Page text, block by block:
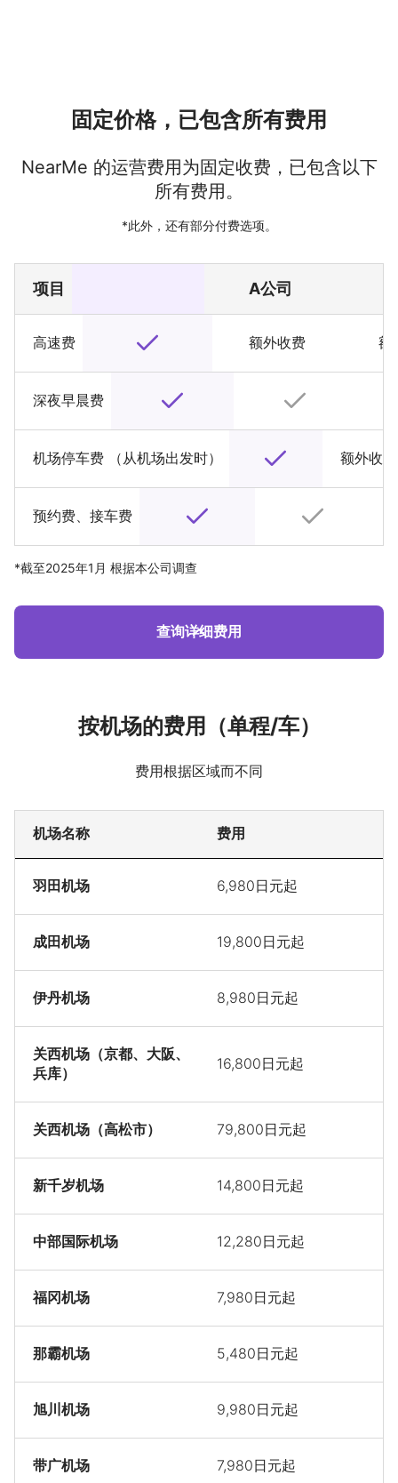
固定价格，已包含所有费用
NearMe 的运营费用为固定收费，已包含以下
所有费用。
*此外，还有部分付费选项。
项目 A公司
高速费 额外收费 额
深夜早晨费
机场停车费 （从机场出发时） 额外收费
预约费、接车费
*截至2025年1月 根据本公司调查
查询详细费用
按机场的费用（单程/车）
费用根据区域而不同
机场名称 费用
羽田机场 6,980日元起
成田机场 19,800日元起
伊丹机场 8,980日元起
关西机场（京都、大阪、
兵库）
16,800日元起
关西机场（高松市） 79,800日元起
新千岁机场 14,800日元起
中部国际机场 12,280日元起
福冈机场 7,980日元起
那霸机场 5,480日元起
旭川机场 9,980日元起
带广机场 7,980日元起